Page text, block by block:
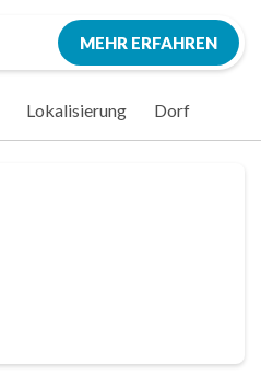
MEHR ERFAHREN
Lokalisierung Dorf